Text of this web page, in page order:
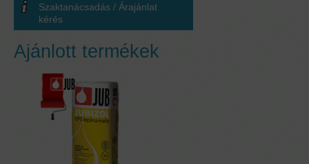
Szaktanácsadás / Árajánlat
kérés
Ajánlott termékek